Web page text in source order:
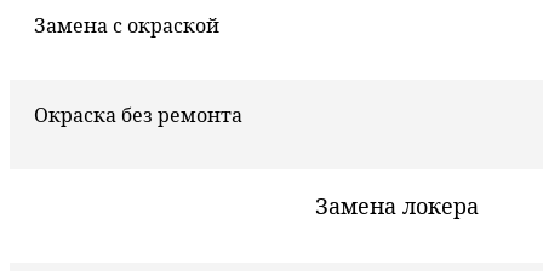
Замена с окраской
Окраска без ремонта
Замена локера